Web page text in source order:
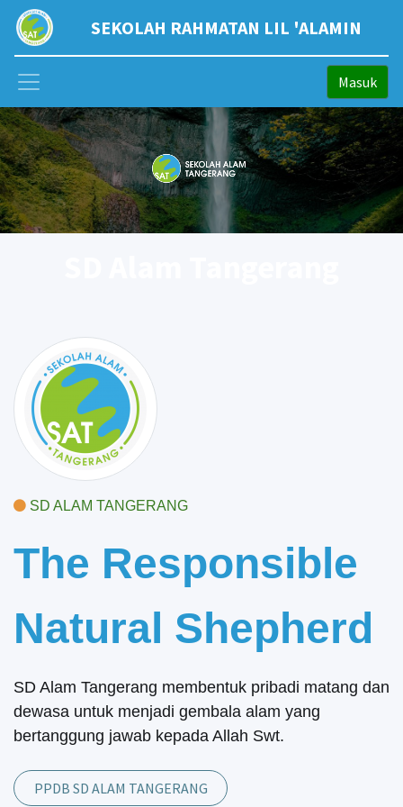
SEKOLAH RAHMATAN LIL 'ALAMIN
Masuk
SD ALAM TANGERANG
The Responsible
Natural Shepherd
SD Alam Tangerang membentuk pribadi matang dan
dewasa untuk menjadi gembala alam yang
bertanggung jawab kepada Allah Swt.
PPDB SD ALAM TANGERANG